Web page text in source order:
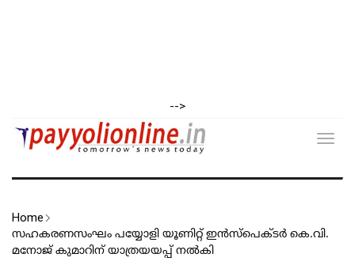
-->
Home
സഹകരണസംഘം പയ്യോളി യൂണിറ്റ് ഇൻസ്‌പെക്ടർ കെ.വി.
മനോജ് കുമാറിന് യാത്രയയപ്പ് നൽകി